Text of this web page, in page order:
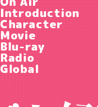
Introduction
Character
Movie
Blu-ray
Radio
Global